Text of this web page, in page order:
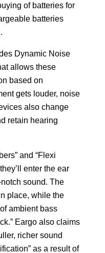
of batteries for
batteries
Dynamic Noise
allows these
based on
gets louder, noise
also change
retain hearing
and “Flexi
enter the ear
sound. The
place, while the
ambient bass
Eargo also claims
richer sound
as a result of